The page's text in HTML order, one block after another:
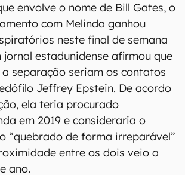
envolve o nome de Bill Gates, o
com Melinda ganhou
neste final de semana
jornal estadunidense afirmou que
separação seriam os contatos
Jeffrey Epstein. De acordo
ela teria procurado
em 2019 e consideraria o
“quebrado de forma irreparável”
entre os dois veio a
ano.